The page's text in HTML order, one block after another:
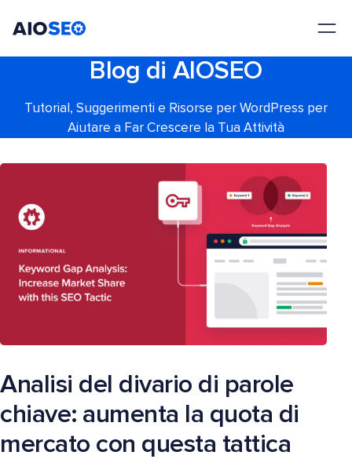
Blog di AIOSEO
Tutorial, Suggerimenti e Risorse per WordPress per
Aiutare a Far Crescere la Tua Attività
Analisi del divario di parole
chiave: aumenta la quota di
mercato con questa tattica